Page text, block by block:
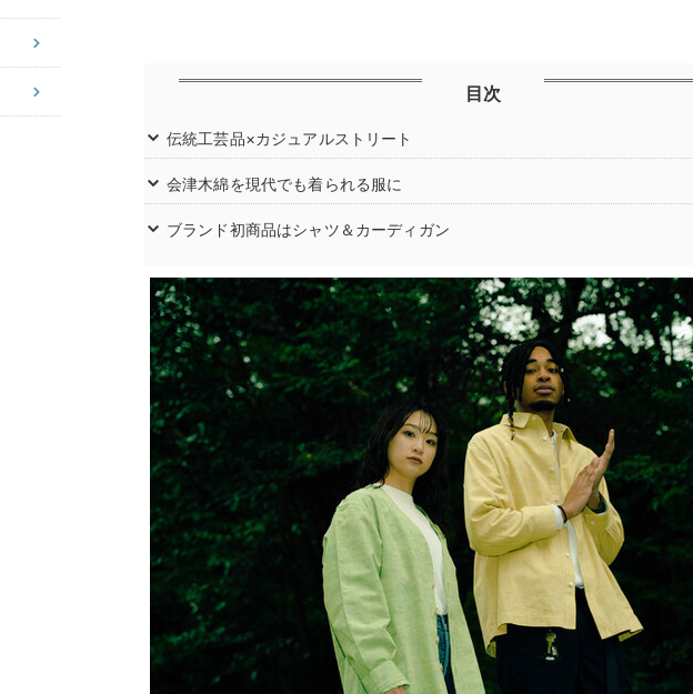
目次
伝統工芸品×カジュアルストリート
会津木綿を現代でも着られる服に
ブランド初商品はシャツ＆カーディガン